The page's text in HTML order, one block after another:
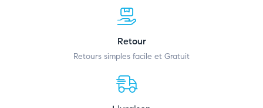
Retour
Retours simples facile et Gratuit